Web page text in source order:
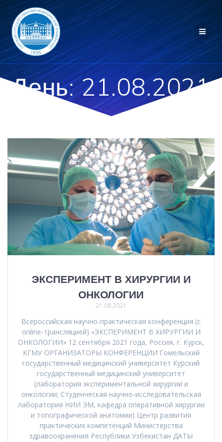
Перейти
контенту
День:21.08.2021
ЭКСПЕРИМЕНТ В ХИРУРГИИ И
ОНКОЛОГИИ
21.08.2021
Всероссийская научно-практическая конференция (с
online-трансляцией) «ЭКСПЕРИМЕНТ В ХИРУРГИИ И
ОНКОЛОГИИ» 12 сентября 2021 года, Россия, г. Курск,
КГМУ ОРГАНИЗАТОРЫ КОНФЕРЕНЦИИ Гомельский
государственный медицинский университет Курский
государственный медицинский университет
(лаборатория экспериментальной хирургии и
онкологии; Студенческая научно-исследовательская
лаборатория НИИ ЭМ, кафедра оперативной хирургии
и топографической анатомии) Центр развития
практических компетенций Министерства
здравоохранения Республики Узбекистан ДАТЫ